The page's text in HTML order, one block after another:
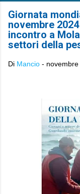
Giornata
novembre
incontro a
settori della
Di Mancio -